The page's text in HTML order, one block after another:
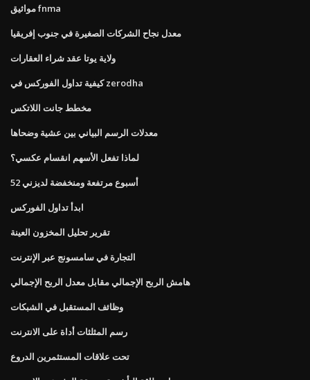
مواثيق fnma
معدل نجاح الشركات الصغيرة في جنوب إفريقيا
ولاية يوتا عقد شراء العقارات
كيفية تداول الفوركس في zerodha
مخطط جانت اللاتكس
معدلات الرسم البياني بين عشية وضحاها
لماذا تفعل الأسهم انقسام عكسي؟
52 أسبوع مرتفعة ومنخفضة لديزني
ابدأ تداول الفوركس
تقرير تحليل المخزون العينة
التجارة في سامسونج عبر الإنترنت
هامش الربح الإجمالي مقابل معدل الربح الإجمالي
وظائف المستقبل في الشبكات
رسم المثلثات أداة على الانترنت
تحت علاقات المستثمرين الدروع